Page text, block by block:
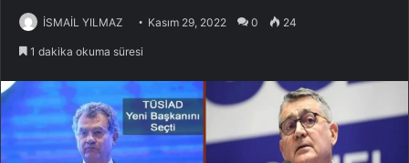
İSMAİL YILMAZ Kasım 29, 2022 0 24
1 dakika okuma süresi